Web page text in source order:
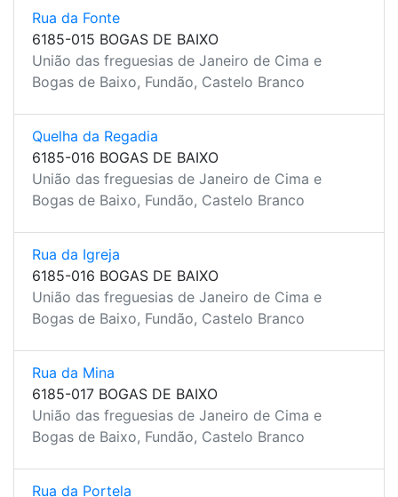
Rua da Fonte
6185-015 BOGAS DE BAIXO
União das freguesias de Janeiro de Cima e
Bogas de Baixo, Fundão, Castelo Branco
Quelha da Regadia
6185-016 BOGAS DE BAIXO
União das freguesias de Janeiro de Cima e
Bogas de Baixo, Fundão, Castelo Branco
Rua da Igreja
6185-016 BOGAS DE BAIXO
União das freguesias de Janeiro de Cima e
Bogas de Baixo, Fundão, Castelo Branco
Rua da Mina
6185-017 BOGAS DE BAIXO
União das freguesias de Janeiro de Cima e
Bogas de Baixo, Fundão, Castelo Branco
Rua da Portela